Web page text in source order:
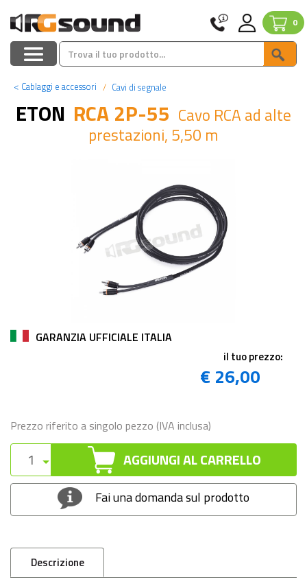
0
< Cablaggi e accessori Cavi di segnale
ETON RCA 2P-55 Cavo RCA ad alte
prestazioni, 5,50 m
GARANZIA UFFICIALE ITALIA
il tuo prezzo:
€ 26,00
Prezzo riferito a singolo pezzo (IVA inclusa)
AGGIUNGI AL CARRELLO
Fai una domanda sul prodotto
Descrizione